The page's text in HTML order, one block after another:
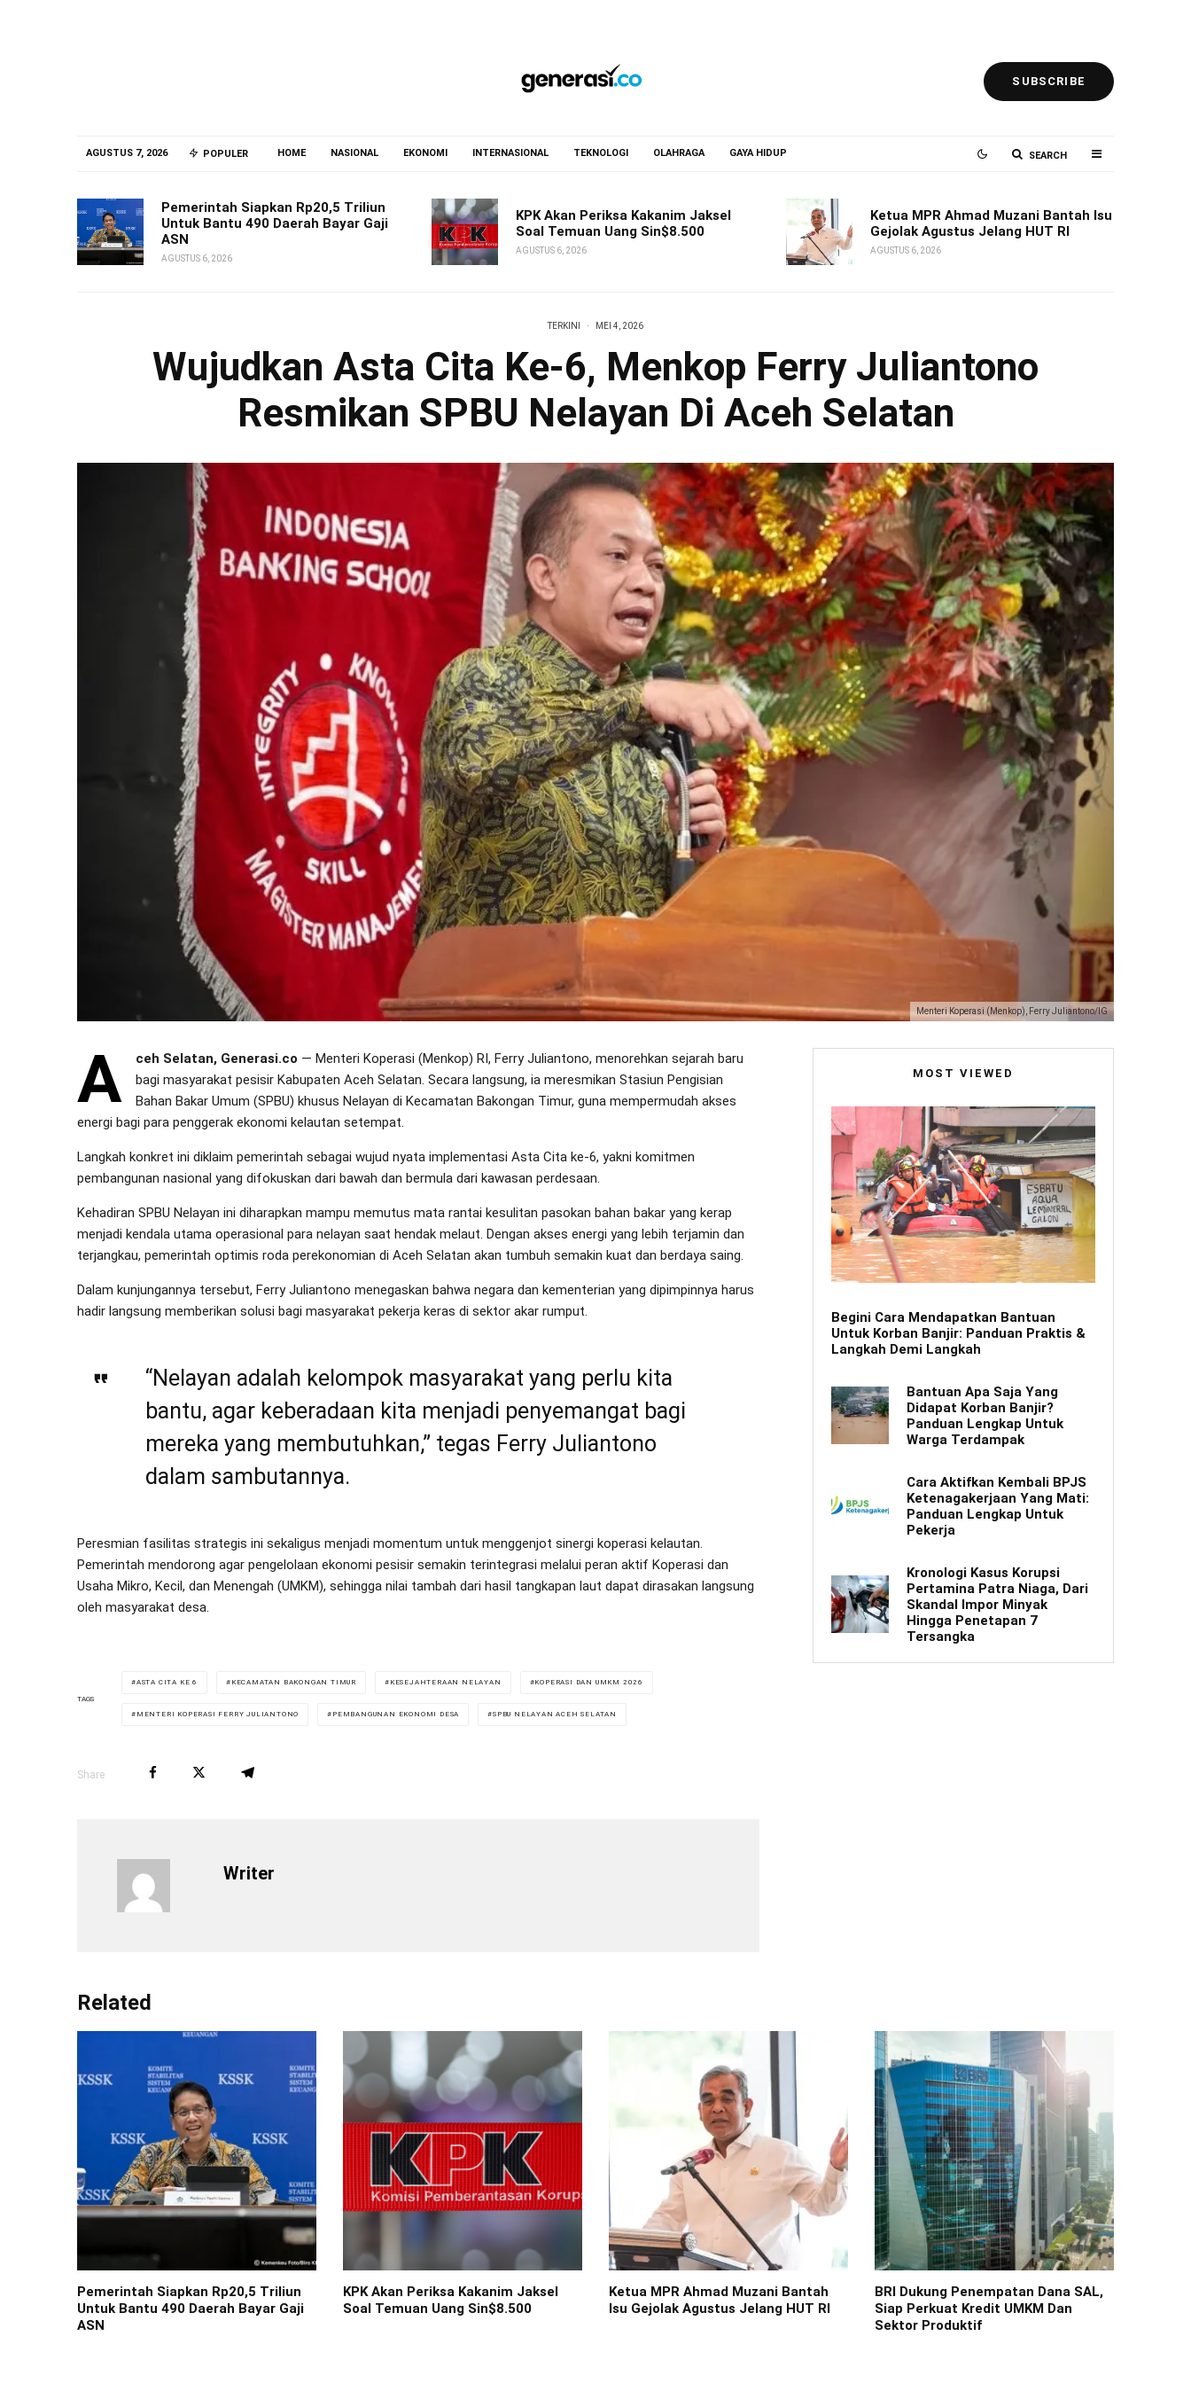
SUBSCRIBE
AGUSTUS 7, 2026 POPULER HOME NASIONAL EKONOMI INTERNASIONAL TEKNOLOGI OLAHRAGA GAYA HIDUP SEARCH
Pemerintah Siapkan Rp20,5 Triliun
Untuk Bantu 490 Daerah Bayar Gaji
ASN
AGUSTUS 6, 2026
KPK Akan Periksa Kakanim Jaksel
Soal Temuan Uang Sin$8.500
AGUSTUS 6, 2026
Ketua MPR Ahmad Muzani Bantah Isu
Gejolak Agustus Jelang HUT RI
AGUSTUS 6, 2026
TERKINI · MEI 4, 2026
Wujudkan Asta Cita Ke-6, Menkop Ferry Juliantono
Resmikan SPBU Nelayan Di Aceh Selatan
Menteri Koperasi (Menkop), Ferry Juliantono/IG
A ceh Selatan, Generasi.co — Menteri Koperasi (Menkop) RI, Ferry Juliantono, menorehkan sejarah baru
bagi masyarakat pesisir Kabupaten Aceh Selatan. Secara langsung, ia meresmikan Stasiun Pengisian
Bahan Bakar Umum (SPBU) khusus Nelayan di Kecamatan Bakongan Timur, guna mempermudah akses
energi bagi para penggerak ekonomi kelautan setempat.
Langkah konkret ini diklaim pemerintah sebagai wujud nyata implementasi Asta Cita ke-6, yakni komitmen
pembangunan nasional yang difokuskan dari bawah dan bermula dari kawasan perdesaan.
Kehadiran SPBU Nelayan ini diharapkan mampu memutus mata rantai kesulitan pasokan bahan bakar yang kerap
menjadi kendala utama operasional para nelayan saat hendak melaut. Dengan akses energi yang lebih terjamin dan
terjangkau, pemerintah optimis roda perekonomian di Aceh Selatan akan tumbuh semakin kuat dan berdaya saing.
Dalam kunjungannya tersebut, Ferry Juliantono menegaskan bahwa negara dan kementerian yang dipimpinnya harus
hadir langsung memberikan solusi bagi masyarakat pekerja keras di sektor akar rumput.
“Nelayan adalah kelompok masyarakat yang perlu kita
bantu, agar keberadaan kita menjadi penyemangat bagi
mereka yang membutuhkan,” tegas Ferry Juliantono
dalam sambutannya.
Peresmian fasilitas strategis ini sekaligus menjadi momentum untuk menggenjot sinergi koperasi kelautan.
Pemerintah mendorong agar pengelolaan ekonomi pesisir semakin terintegrasi melalui peran aktif Koperasi dan
Usaha Mikro, Kecil, dan Menengah (UMKM), sehingga nilai tambah dari hasil tangkapan laut dapat dirasakan langsung
oleh masyarakat desa.
TAGS
ASTA CITA KE 6 KECAMATAN BAKONGAN TIMUR KESEJAHTERAAN NELAYAN KOPERASI DAN UMKM 2026
MENTERI KOPERASI FERRY JULIANTONO PEMBANGUNAN EKONOMI DESA SPBU NELAYAN ACEH SELATAN
Share
Writer
MOST VIEWED
Begini Cara Mendapatkan Bantuan
Untuk Korban Banjir: Panduan Praktis &
Langkah Demi Langkah
Bantuan Apa Saja Yang
Didapat Korban Banjir?
Panduan Lengkap Untuk
Warga Terdampak
Cara Aktifkan Kembali BPJS
Ketenagakerjaan Yang Mati:
Panduan Lengkap Untuk
Pekerja
Kronologi Kasus Korupsi
Pertamina Patra Niaga, Dari
Skandal Impor Minyak
Hingga Penetapan 7
Tersangka
Related
Pemerintah Siapkan Rp20,5 Triliun
Untuk Bantu 490 Daerah Bayar Gaji
ASN
KPK Akan Periksa Kakanim Jaksel
Soal Temuan Uang Sin$8.500
Ketua MPR Ahmad Muzani Bantah
Isu Gejolak Agustus Jelang HUT RI
BRI Dukung Penempatan Dana SAL,
Siap Perkuat Kredit UMKM Dan
Sektor Produktif